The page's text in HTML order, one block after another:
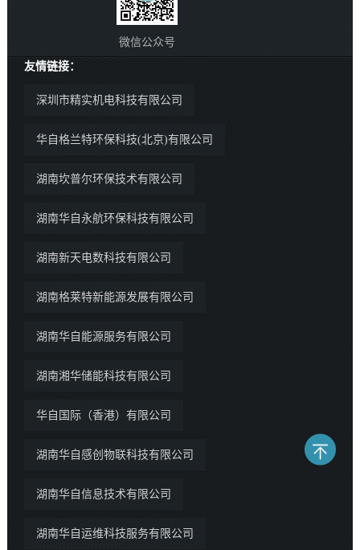
微信公众号
友情链接：
深圳市精实机电科技有限公司
华自格兰特环保科技(北京)有限公司
湖南坎普尔环保技术有限公司
湖南华自永航环保科技有限公司
湖南新天电数科技有限公司
湖南格莱特新能源发展有限公司
湖南华自能源服务有限公司
湖南湘华储能科技有限公司
华自国际（香港）有限公司
湖南华自感创物联科技有限公司
湖南华自信息技术有限公司
湖南华自运维科技服务有限公司